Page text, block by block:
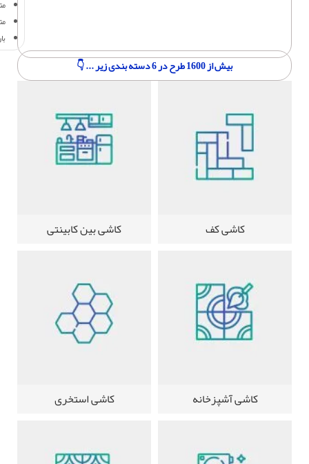
بیش از 1600 طرح در 6 دسته بندی زیر ... 👇
کاشی کف کاشی بین کابینتی
کاشی آشپزخانه کاشی استخری